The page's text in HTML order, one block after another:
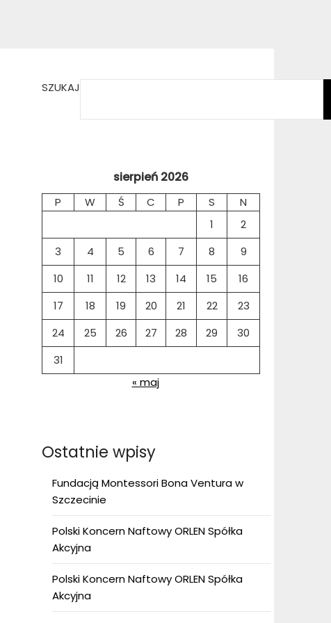
SZUKAJ
sierpień 2026
P W Ś C P S
N
1
2
3
4 5 6 7 8
9
10
11 12 13 14 15
16
17
18 19 20 21 22
23
24
25 26 27 28 29
30
31
« maj
Ostatnie wpisy
Fundacją Montessori Bona Ventura w
Szczecinie
Polski Koncern Naftowy ORLEN Spółka
Akcyjna
Polski Koncern Naftowy ORLEN Spółka
Akcyjna